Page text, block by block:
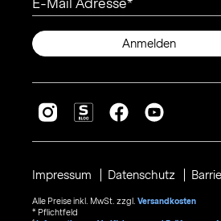
E-Mail Adresse
Anmelden
Impressum Datenschutz
Alle Preise inkl. MwSt. zzgl. Versandkosten
* Pflichtfeld